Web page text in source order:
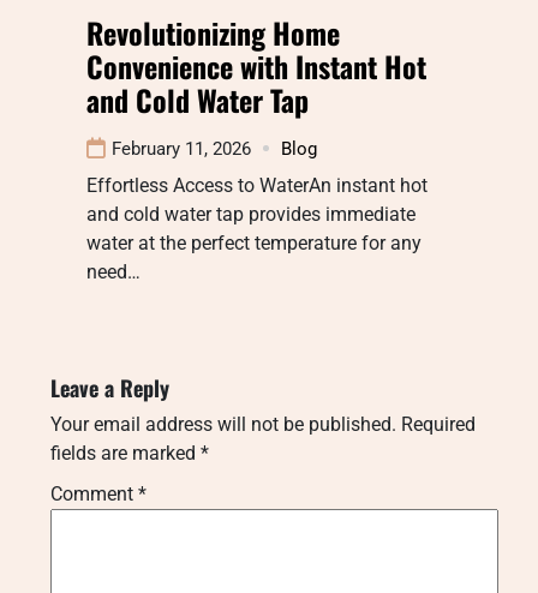
Revolutionizing Home
Convenience with Instant Hot
and Cold Water Tap
February 11, 2026 Blog
Effortless Access to WaterAn instant hot
and cold water tap provides immediate
water at the perfect temperature for any
need…
Leave a Reply
Your email address will not be published. Required
fields are marked *
Comment *